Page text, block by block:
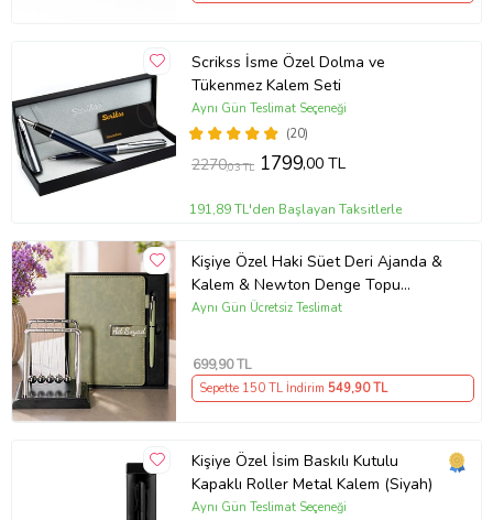
Scrikss İsme Özel Dolma ve
Tükenmez Kalem Seti
(20)
Aynı Gün Teslimat Seçeneği
2270,03 TL 1799,00 TL
191,89 TL'den Başlayan Taksitlerle
Kişiye Özel Haki Süet Deri Ajanda &
Kalem & Newton Denge Topu
Premium Hediye Seti
Aynı Gün Ücretsiz Teslimat
699,90 TL
Sepette 150 TL İndirim 549,90 TL
Kişiye Özel İsim Baskılı Kutulu
Kapaklı Roller Metal Kalem (Siyah)
Aynı Gün Teslimat Seçeneği